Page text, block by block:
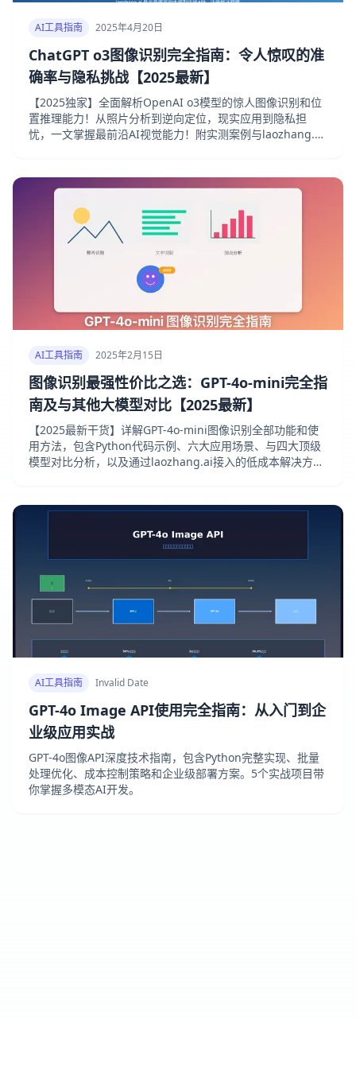
AI工具指南 2025年4月20日
ChatGPT o3图像识别完全指南：令人惊叹的准
确率与隐私挑战【2025最新】
【2025独家】全面解析OpenAI o3模型的惊人图像识别和位
置推理能力！从照片分析到逆向定位，现实应用到隐私担
忧，一文掌握最前沿AI视觉能力！附实测案例与laozhang.ai
AI工具指南 2025年2月15日
图像识别最强性价比之选：GPT-4o-mini完全指
南及与其他大模型对比【2025最新】
【2025最新干货】详解GPT-4o-mini图像识别全部功能和使
用方法，包含Python代码示例、六大应用场景、与四大顶级
模型对比分析，以及通过laozhang.ai接入的低成本解决方
AI工具指南 Invalid Date
GPT-4o Image API使用完全指南：从入门到企
业级应用实战
GPT-4o图像API深度技术指南，包含Python完整实现、批量
处理优化、成本控制策略和企业级部署方案。5个实战项目带
你掌握多模态AI开发。